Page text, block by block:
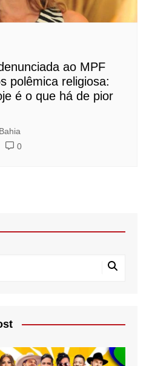
ao MPF
polêmica religiosa:
é o que há de pior
0